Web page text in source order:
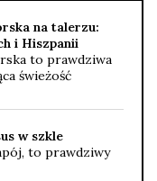
na talerzu:
i Hiszpanii
to prawdziwa
świeżość
w szkle
to prawdziwy